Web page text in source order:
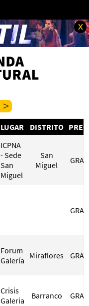
x
LUGAR DISTRITO
ICPNA
- Sede
San
Miguel
San
Miguel
Forum
Galería Miraflores
Crisis
Galeria
Barranco